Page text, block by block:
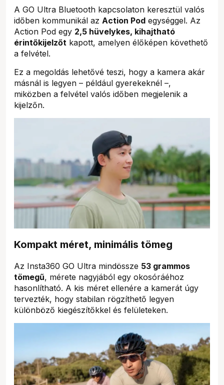
A GO Ultra Bluetooth kapcsolaton keresztül valós
időben kommunikál az Action Pod egységgel. Az
Action Pod egy 2,5 hüvelykes, kihajtható
érintőkijelzőt kapott, amelyen élőképen követhető
a felvétel.
Ez a megoldás lehetővé teszi, hogy a kamera akár
másnál is legyen – például gyerekeknél –,
miközben a felvétel valós időben megjelenik a
kijelzőn.
Kompakt méret, minimális tömeg
Az Insta360 GO Ultra mindössze 53 grammos
tömegű, mérete nagyjából egy okosóráéhoz
hasonlítható. A kis méret ellenére a kamerát úgy
tervezték, hogy stabilan rögzíthető legyen
különböző kiegészítőkkel és felületeken.